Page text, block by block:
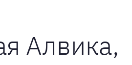
Алвика,